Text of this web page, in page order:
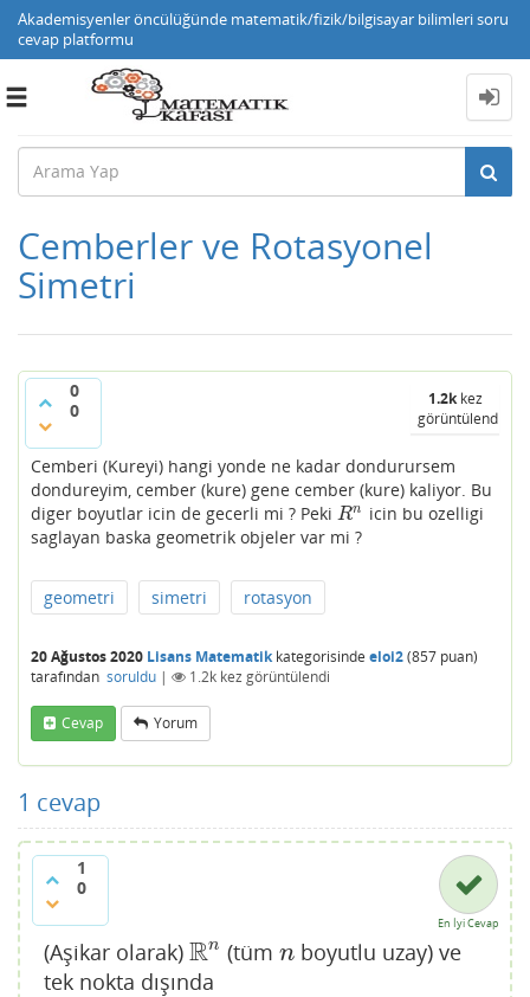
Akademisyenler öncülüğünde matematik/fizik/bilgisayar bilimleri soru
cevap platformu
Toggle
Cemberler ve Rotasyonel
Simetri
0
0
1.2kkez
görüntülendi
Cemberi (Kureyi) hangi yonde ne kadar dondurursem
dondureyim, cember (kure) gene cember (kure) kaliyor. Bu
diger boyutlar icin de gecerli mi ? Peki Rn
Rn icin bu ozelligi
saglayan baska geometrik objeler var mi ?
geometri simetri rotasyon
20 Ağustos 2020 Lisans Matematikkategorisinde eloi2(857 puan)
tarafından soruldu | 1.2k kez görüntülendi
Cevap Yorum
1 cevap
1
0
En İyi Cevap
(Aşikar olarak) Rn
Rn (tümn
n boyutlu uzay) ve
tek nokta dışında